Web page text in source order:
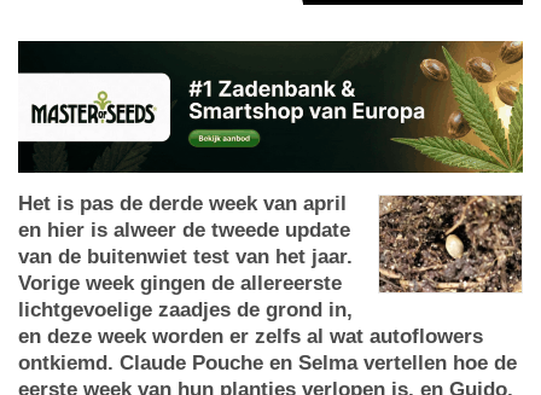
Het is pas de derde week van april
en hier is alweer de tweede update
van de buitenwiet test van het jaar.
Vorige week gingen de allereerste
lichtgevoelige zaadjes de grond in,
en deze week worden er zelfs al wat autoflowers
ontkiemd. Claude Pouche en Selma vertellen hoe de
eerste week van hun plantjes verlopen is, en Guido,